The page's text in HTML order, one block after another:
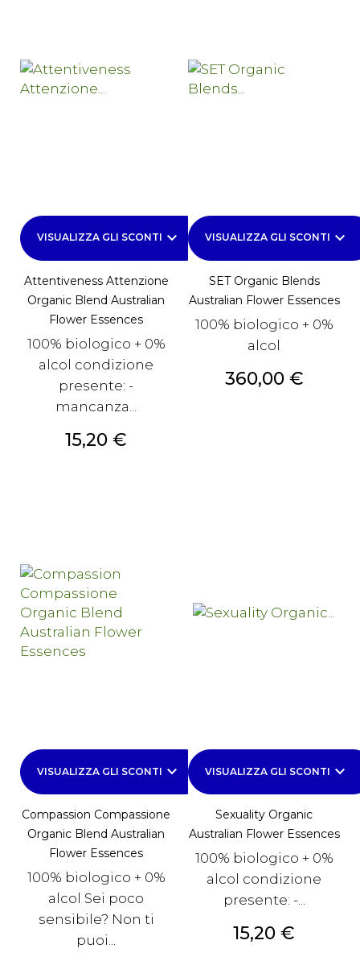
VISUALIZZA GLI SCONTI keyboard_arrow_down
Attentiveness Attenzione
Organic Blend Australian
Flower Essences
100% biologico + 0%
alcol condizione
presente: -
mancanza...
Prezzo
15,20 €
VISUALIZZA GLI SCONTI keyboard_arrow_down
SET Organic Blends
Australian Flower Essences
100% biologico + 0%
alcol
Prezzo
360,00 €
VISUALIZZA GLI SCONTI keyboard_arrow_down
Compassion Compassione
Organic Blend Australian
Flower Essences
100% biologico + 0%
alcol Sei poco
sensibile? Non ti
puoi...
VISUALIZZA GLI SCONTI keyboard_arrow_down
Sexuality Organic
Australian Flower Essences
100% biologico + 0%
alcol condizione
presente: -...
Prezzo
15,20 €